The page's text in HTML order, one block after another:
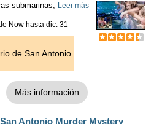
submarinas, Leer más
Now hasta dic. 31
de San Antonio
Más información
Antonio Murder Mystery